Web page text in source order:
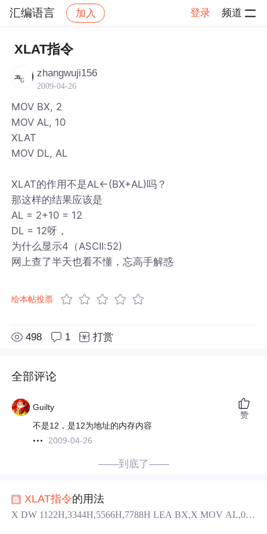
汇编语言 加入 登录 频道
社区 汇编语言
XLAT指令
zhangwuji156
2009-04-26
MOV BX, 2
MOV AL, 10
XLAT
MOV DL, AL
XLAT的作用不是AL←(BX+AL)吗？
那这样的结果应该是
AL = 2+10 = 12
DL = 12呀，
为什么显示4（ASCII:52)
网上查了半天也看不懂，忘高手解惑
给本帖投票
498 1 打赏
全部评论
Guilty
不是12，是12为地址的内存内容
2009-04-26
赞
——到底了——
XLAT指令的用法
X DW 1122H,3344H,5566H,7788H LEA BX,X MOV AL,03